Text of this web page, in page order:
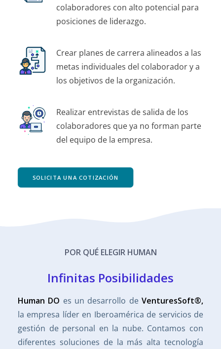
colaboradores con alto potencial para
posiciones de liderazgo.
Crear planes de carrera alineados a las
metas individuales del colaborador y a
los objetivos de la organización.
Realizar entrevistas de salida de los
colaboradores que ya no forman parte
del equipo de la empresa.
SOLICITA UNA COTIZACIÓN
POR QUÉ ELEGIR HUMAN
Infinitas Posibilidades
Human DO es un desarrollo deVenturesSoft®,
la empresa líder en Iberoamérica de servicios de
gestión de personal en la nube. Contamos con
diferentes soluciones de la más alta tecnología